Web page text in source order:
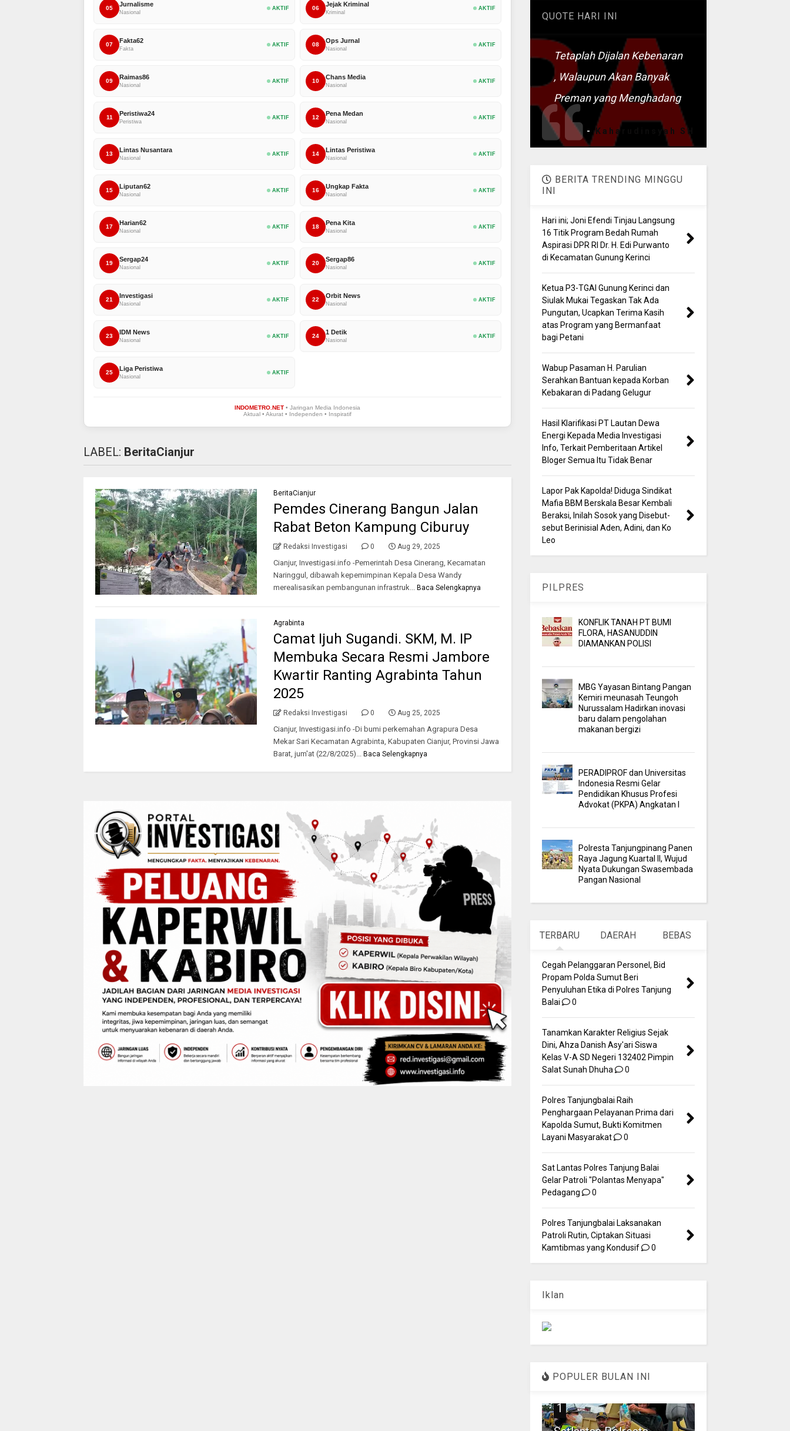
05
Jurnalisme
Nasional
AKTIF 06
Jejak Kriminal
Kriminal
AKTIF
07
Fakta62
Fakta
AKTIF 08
Ops Jurnal
Nasional
AKTIF
09
Raimas86
Nasional
AKTIF 10
Chans Media
Nasional
AKTIF
11
Peristiwa24
Peristiwa
AKTIF 12
Pena Medan
Nasional
AKTIF
13
Lintas Nusantara
Nasional
AKTIF 14
Lintas Peristiwa
Nasional
AKTIF
15
Liputan62
Nasional
AKTIF 16
Ungkap Fakta
Nasional
AKTIF
17
Harian62
Nasional
AKTIF 18
Pena Kita
Nasional
AKTIF
19
Sergap24
Nasional
AKTIF 20
Sergap86
Nasional
AKTIF
21
Investigasi
Nasional
AKTIF 22
Orbit News
Nasional
AKTIF
23
IDM News
Nasional
AKTIF 24
1 Detik
Nasional
AKTIF
25
Liga Peristiwa
Nasional
AKTIF
INDOMETRO.NET • Jaringan Media Indonesia
Aktual • Akurat • Independen • Inspiratif
LABEL: BeritaCianjur
BeritaCianjur
Pemdes Cinerang Bangun Jalan
Rabat Beton Kampung Ciburuy
Redaksi Investigasi 0 Aug 29, 2025
Cianjur, Investigasi.info -Pemerintah Desa Cinerang, Kecamatan
Naringgul, dibawah kepemimpinan Kepala Desa Wandy
merealisasikan pembangunan infrastruk...
Baca Selengkapnya
Agrabinta
Camat Ijuh Sugandi. SKM, M. IP
Membuka Secara Resmi Jambore
Kwartir Ranting Agrabinta Tahun
2025
Redaksi Investigasi 0 Aug 25, 2025
Cianjur, Investigasi.info -Di bumi perkemahan Agrapura Desa
Mekar Sari Kecamatan Agrabinta, Kabupaten Cianjur, Provinsi Jawa
Barat, jum'at (22/8/2025)...
Baca Selengkapnya
QUOTE HARI INI
Tetaplah Dijalan Kebenaran
, Walaupun Akan Banyak
Preman yang Menghadang
-Kaharudinsyah SH
BERITA TRENDING MINGGU
INI
Hari ini; Joni Efendi Tinjau Langsung
16 Titik Program Bedah Rumah
Aspirasi DPR RI Dr. H. Edi Purwanto
di Kecamatan Gunung Kerinci
Ketua P3-TGAI Gunung Kerinci dan
Siulak Mukai Tegaskan Tak Ada
Pungutan, Ucapkan Terima Kasih
atas Program yang Bermanfaat
bagi Petani
Wabup Pasaman H. Parulian
Serahkan Bantuan kepada Korban
Kebakaran di Padang Gelugur
Hasil Klarifikasi PT Lautan Dewa
Energi Kepada Media Investigasi
Info, Terkait Pemberitaan Artikel
Bloger Semua Itu Tidak Benar
Lapor Pak Kapolda! Diduga Sindikat
Mafia BBM Berskala Besar Kembali
Beraksi, Inilah Sosok yang Disebut-
sebut Berinisial Aden, Adini, dan Ko
Leo
PILPRES
KONFLIK TANAH PT BUMI
FLORA, HASANUDDIN
DIAMANKAN POLISI
MBG Yayasan Bintang Pangan
Kemiri meunasah Teungoh
Nurussalam Hadirkan inovasi
baru dalam pengolahan
makanan bergizi
PERADIPROF dan Universitas
Indonesia Resmi Gelar
Pendidikan Khusus Profesi
Advokat (PKPA) Angkatan I
Polresta Tanjungpinang Panen
Raya Jagung Kuartal II, Wujud
Nyata Dukungan Swasembada
Pangan Nasional
TERBARU DAERAH BEBAS
Cegah Pelanggaran Personel, Bid
Propam Polda Sumut Beri
Penyuluhan Etika di Polres Tanjung
Balai
0
Tanamkan Karakter Religius Sejak
Dini, Ahza Danish Asy'ari Siswa
Kelas V-A SD Negeri 132402 Pimpin
Salat Sunah Dhuha
0
Polres Tanjungbalai Raih
Penghargaan Pelayanan Prima dari
Kapolda Sumut, Bukti Komitmen
Layani Masyarakat
0
Sat Lantas Polres Tanjung Balai
Gelar Patroli "Polantas Menyapa"
Pedagang
0
Polres Tanjungbalai Laksanakan
Patroli Rutin, Ciptakan Situasi
Kamtibmas yang Kondusif
0
Iklan
POPULER BULAN INI
1